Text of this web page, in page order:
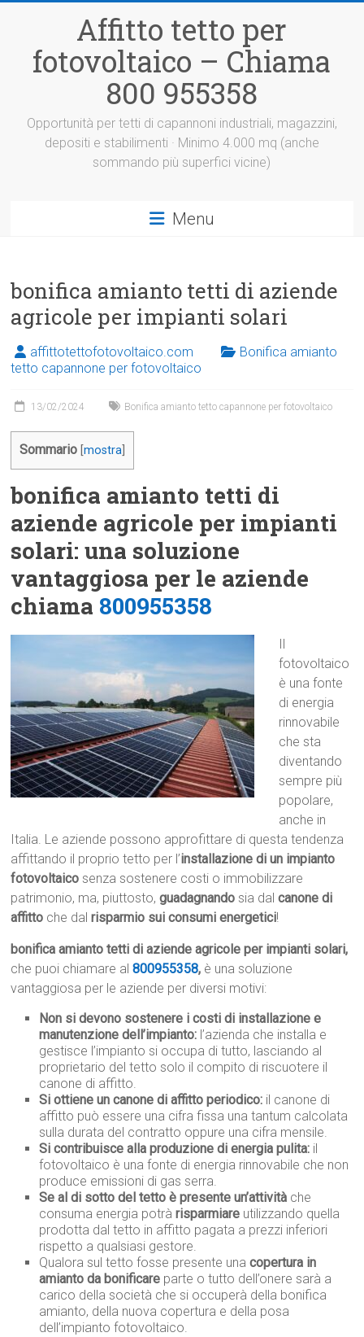
Affitto tetto per
fotovoltaico – Chiama
800 955358
Opportunità per tetti di capannoni industriali, magazzini,
depositi e stabilimenti · Minimo 4.000 mq (anche
sommando più superfici vicine)
Menu
bonifica amianto tetti di aziende
agricole per impianti solari
affittotettofotovoltaico.com
Bonifica amianto
tetto capannone per fotovoltaico
13/02/2024 Bonifica amianto tetto capannone per fotovoltaico
Sommario [mostra
bonifica amianto tetti di
aziende agricole per impianti
solari: una soluzione
vantaggiosa per le aziende
chiama 800955358
fotovoltaico
è una fonte
di energia
rinnovabile
che sta
diventando
sempre più
popolare,
anche in
Italia. Le aziende possono approfittare di questa tendenza
affittando il proprio tetto per l’installazione di un impianto
fotovoltaico senza sostenere costi o immobilizzare
patrimonio, ma, piuttosto,guadagnando sia dalcanone di
affitto che dalrisparmio sui consumi energetici!
bonifica amianto tetti di aziende agricole per impianti solari,
che puoi chiamare al800955358, è una soluzione
vantaggiosa per le aziende per diversi motivi:
Non si devono sostenere i costi di installazione e
manutenzione dell’impianto: l’azienda che installa e
gestisce l’impianto si occupa di tutto, lasciando al
proprietario del tetto solo il compito di riscuotere il
canone di affitto.
Si ottiene un canone di affitto periodico: il canone di
affitto può essere una cifra fissa una tantum calcolata
sulla durata del contratto oppure una cifra mensile.
Si contribuisce alla produzione di energia pulita: il
fotovoltaico è una fonte di energia rinnovabile che non
produce emissioni di gas serra.
Se al di sotto del tetto è presente un’attività che
consuma energia potràrisparmiare utilizzando quella
prodotta dal tetto in affitto pagata a prezzi inferiori
rispetto a qualsiasi gestore.
Qualora sul tetto fosse presente unacopertura in
amianto da bonificare parte o tutto dell’onere sarà a
carico della società che si occuperà della bonifica
amianto, della nuova copertura e della posa
dell’impianto fotovoltaico.